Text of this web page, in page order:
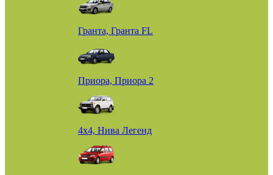
Гранта, Гранта FL
Приора, Приора 2
4х4, Нива Легенд